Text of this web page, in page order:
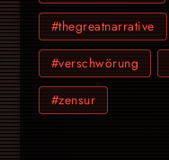
#thegreatnarrative
#verschwörung
#zensur